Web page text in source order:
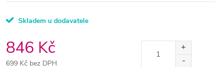
Skladem u dodavatele
846 Kč
699 Kč bez DPH